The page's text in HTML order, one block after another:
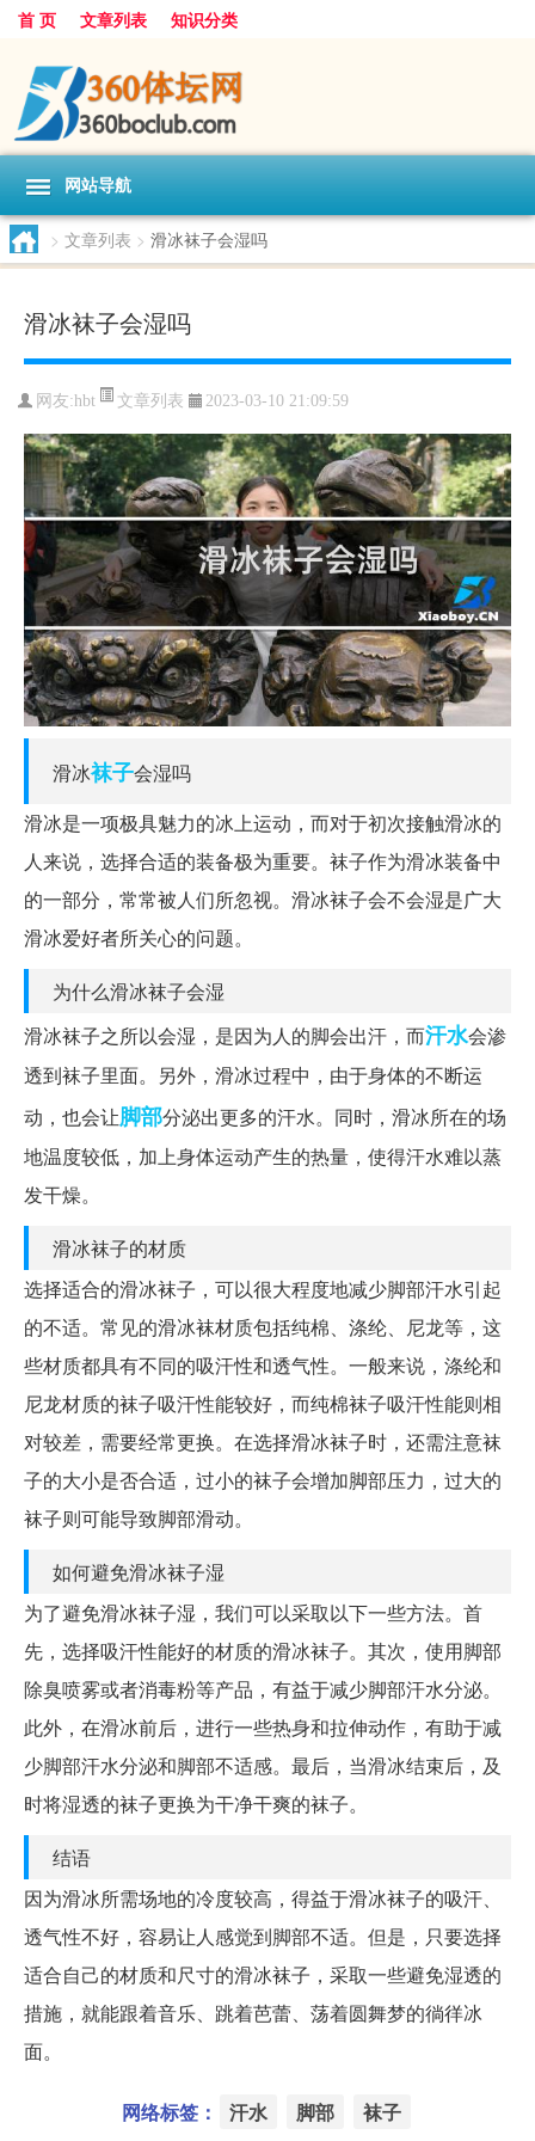
首 页 文章列表 知识分类
网站导航
> 文章列表 > 滑冰袜子会湿吗
滑冰袜子会湿吗
网友:hbt 文章列表 2023-03-10 21:09:59
滑冰袜子会湿吗
滑冰是一项极具魅力的冰上运动，而对于初次接触滑冰的
人来说，选择合适的装备极为重要。袜子作为滑冰装备中
的一部分，常常被人们所忽视。滑冰袜子会不会湿是广大
滑冰爱好者所关心的问题。
为什么滑冰袜子会湿
滑冰袜子之所以会湿，是因为人的脚会出汗，而汗水会渗
透到袜子里面。另外，滑冰过程中，由于身体的不断运
动，也会让脚部分泌出更多的汗水。同时，滑冰所在的场
地温度较低，加上身体运动产生的热量，使得汗水难以蒸
发干燥。
滑冰袜子的材质
选择适合的滑冰袜子，可以很大程度地减少脚部汗水引起
的不适。常见的滑冰袜材质包括纯棉、涤纶、尼龙等，这
些材质都具有不同的吸汗性和透气性。一般来说，涤纶和
尼龙材质的袜子吸汗性能较好，而纯棉袜子吸汗性能则相
对较差，需要经常更换。在选择滑冰袜子时，还需注意袜
子的大小是否合适，过小的袜子会增加脚部压力，过大的
袜子则可能导致脚部滑动。
如何避免滑冰袜子湿
为了避免滑冰袜子湿，我们可以采取以下一些方法。首
先，选择吸汗性能好的材质的滑冰袜子。其次，使用脚部
除臭喷雾或者消毒粉等产品，有益于减少脚部汗水分泌。
此外，在滑冰前后，进行一些热身和拉伸动作，有助于减
少脚部汗水分泌和脚部不适感。最后，当滑冰结束后，及
时将湿透的袜子更换为干净干爽的袜子。
结语
因为滑冰所需场地的冷度较高，得益于滑冰袜子的吸汗、
透气性不好，容易让人感觉到脚部不适。但是，只要选择
适合自己的材质和尺寸的滑冰袜子，采取一些避免湿透的
措施，就能跟着音乐、跳着芭蕾、荡着圆舞梦的徜徉冰
面。
网络标签： 汗水 脚部 袜子